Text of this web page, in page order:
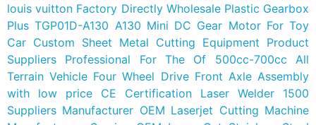
louis vuitton Factory Directly Wholesale Plastic Gearbox
Plus TGP01D-A130 A130 Mini DC Gear Motor For Toy
Car Custom Sheet Metal Cutting Equipment Product
Suppliers
Professional For The Of 500cc-700cc All
Terrain Vehicle Four Wheel Drive Front Axle Assembly
with low price
CE Certification Laser Welder 1500
Suppliers Manufacturer OEM Laserjet Cutting Machine